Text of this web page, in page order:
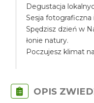
Degustacja
Sesja fotograficzna
Spędzisz dzień w
łonie natury.
Poczujesz klimat
OPIS